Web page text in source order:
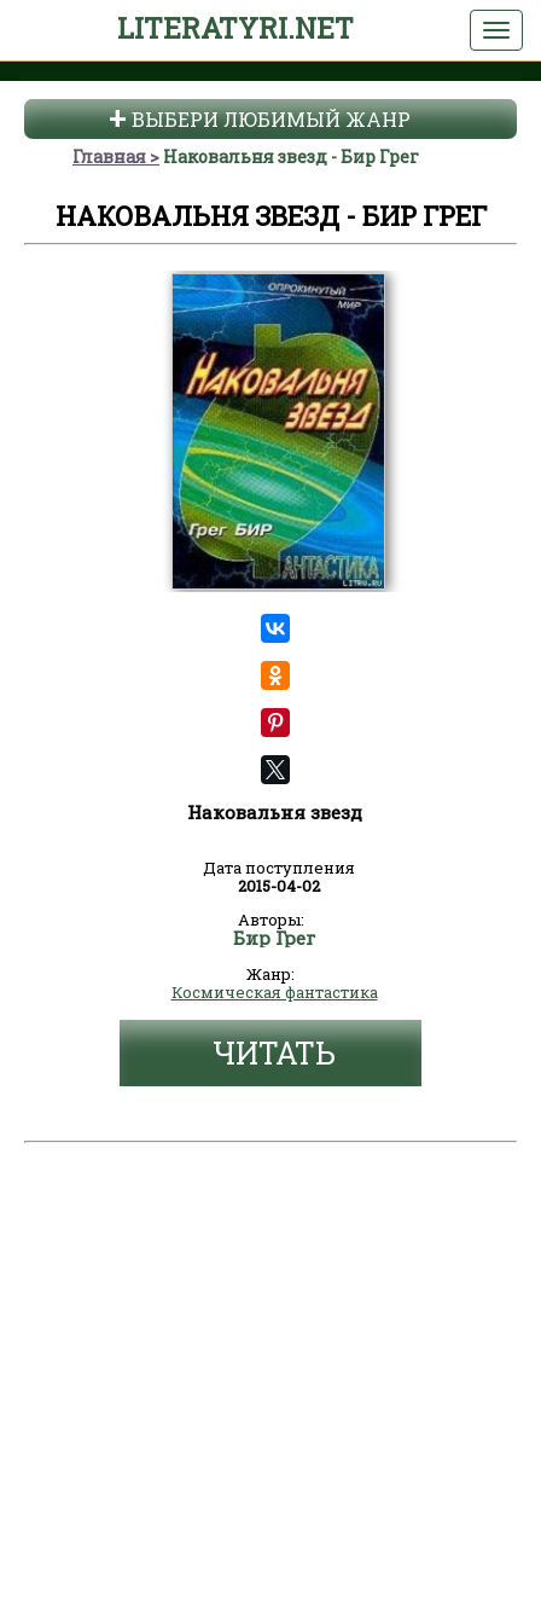
LITERATYRI.NET
ВЫБЕРИ ЛЮБИМЫЙ ЖАНР
Главная Наковальня звезд - Бир Грег
НАКОВАЛЬНЯ ЗВЕЗД - БИР ГРЕГ
Наковальня звезд
Дата поступления
2015-04-02
Авторы:
Бир Грег
Жанр:
Космическая фантастика
ЧИТАТЬ